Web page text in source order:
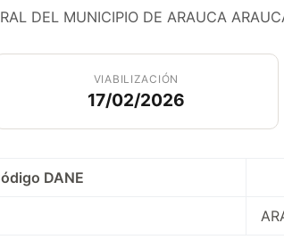
DEL MUNICIPIO DE ARAUCA
VIABILIZACIÓN
17/02/2026
DANE